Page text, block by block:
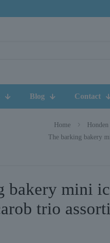
Blog Contact
Home Honden
The barking bakery
bakery mini
trio assorti